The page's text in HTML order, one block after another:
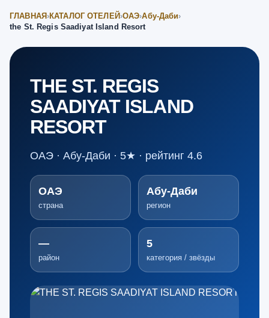
ГЛАВНАЯ ›КАТАЛОГ ОТЕЛЕЙ ›ОАЭ›Абу-Даби›
the St. Regis Saadiyat Island Resort
THE ST. REGIS
SAADIYAT ISLAND
RESORT
ОАЭ · Абу-Даби · 5★ · рейтинг 4.6
ОАЭ
страна
Абу-Даби
регион
—
район
5
категория / звёзды